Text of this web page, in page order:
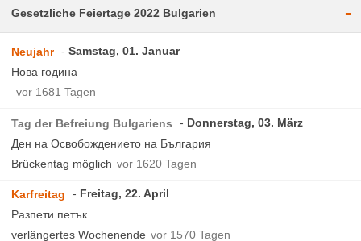
Gesetzliche Feiertage 2022 Bulgarien -
Neujahr
Samstag, 01. Januar
Нова година
vor 1681 Tagen
Tag der Befreiung Bulgariens
Donnerstag, 03. März
Ден на Освобождението на България
Brückentag möglich vor 1620 Tagen
Karfreitag
Freitag, 22. April
Разпети петък
verlängertes Wochenende vor 1570 Tagen